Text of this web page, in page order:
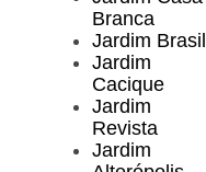
Branca
Jardim Brasil
Jardim
Cacique
Jardim
Revista
Jardim